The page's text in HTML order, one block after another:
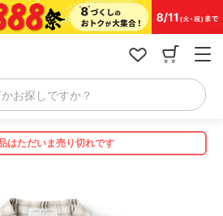
お探しですか？
はただいま売り切れです